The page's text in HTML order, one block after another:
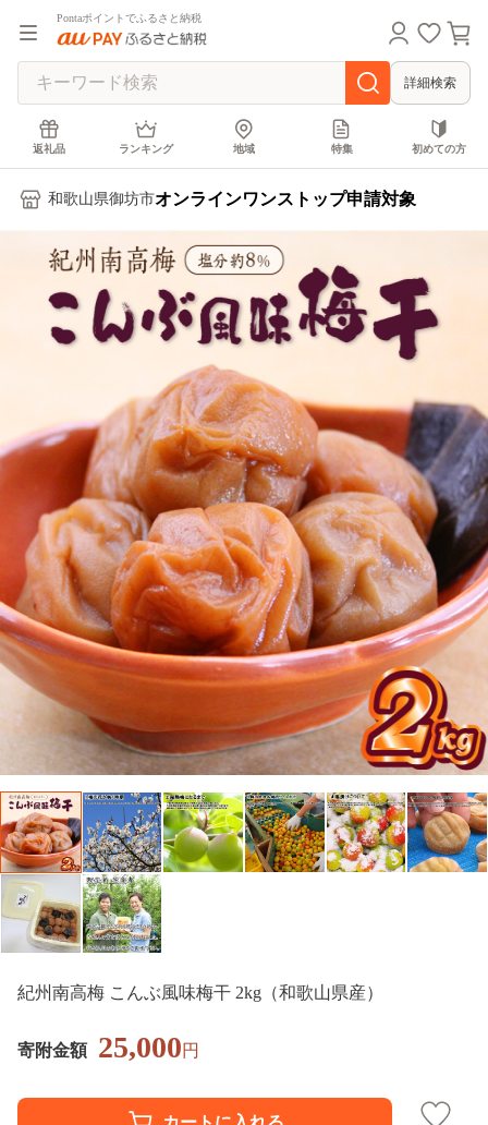
Pontaポイントでふるさと納税
詳細検索
返礼品 ランキング 地域 特集 初めての方
和歌山県御坊市オンラインワンストップ申請対象
紀州南高梅 こんぶ風味梅干 2kg（和歌山県産）
寄附金額 25,000円